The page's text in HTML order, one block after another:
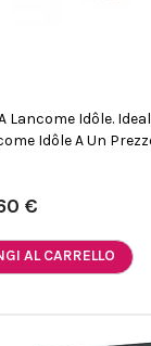
Lancome Idôle.
Idôle A Un
€
AL CARRELLO